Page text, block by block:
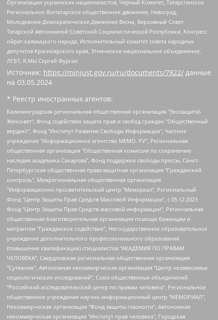
Организации украинских националистов, Черный Комитет, Татарстанское
Региональное Всетатарское общественное движение, Невоград,
Молодежное Демократическое Движение Весна, Верховный Совет
Татарской Автономной Советской Социалистической Республики, Конгресс
ойрат-калмыцкого народа, Исполнительный комитет совета народных
депутатов Красноярского края, Этническое национальное объединение,
ЛГБТ, Я.МЫ Сергей Фургал
Источник: https://minjust.gov.ru/ru/documents/7822/ данные
на 03.05.2024
* Реестр иностранных агентов:
Калининградская региональная общественная организация "Экозащита!-Женсовет", Фонд содействия защите прав и свобод граждан "Общественный вердикт", Фонд "Институт Развития Свободы Информации", Частное учреждение "Информационное агентство МЕМО. РУ", Региональная общественная организация "Общественная комиссия по сохранению наследия академика Сахарова", Фонд поддержки свободы прессы, Санкт-Петербургская общественная правозащитная организация "Гражданский контроль", Межрегиональная общественная организация "Информационно-просветительский центр "Мемориал", Региональный Фонд "Центр Защиты Прав Средств Массовой Информации", с 05.12.2023 Фонд "Центр Защиты Прав Средств массовой информации", Региональная общественная благотворительная организация помощи беженцам и мигрантам "Гражданское содействие", Негосударственное образовательное учреждение дополнительного профессионального образования (повышение квалификации) специалистов "АКАДЕМИЯ ПО ПРАВАМ ЧЕЛОВЕКА", Свердловская региональная общественная организация "Сутяжник", Автономная некоммерческая организация "Центр независимых социологических исследований", Союз общественных объединений "Российский исследовательский центр по правам человека", Региональное общественное учреждение научно-информационный центр "МЕМОРИАЛ", Некоммерческая организация "Фонд защиты гласности", Автономная некоммерческая организация "Институт прав человека", Городская общественная организация "Екатеринбургское общество "МЕМОРИАЛ", Городская общественная организация "Рязанское историко-просветительское и правозащитное общество "Мемориал" (Рязанский Мемориал), Челябинский региональный орган общественной самодеятельности – женское общественное объединение "Женщины Евразии", Челябинский региональный орган общественной самодеятельности "Уральская правозащитная группа", Фонд содействия защите здоровья и социальной справедливости имени Андрея Рылькова, Автономная Некоммерческая Организация "Аналитический Центр Юрия Левады", Автономная некоммерческая организация социальной поддержки населения "Проект Апрель", Региональная общественная организация помощи женщинам и детям, находящимся в кризисной ситуации "Информационно-методический центр "Анна", Фонд содействия развитию массовых коммуникаций и правовому просвещению "Так-так-Так", Фонд содействия устойчивому развитию "Серебряная тайга", Свердловский региональный общественный фонд социальных проектов "Новое время", "Idel.Реалии", Кавказ.Реалии, Крым.Реалии, Телеканал Настоящее Время, Татаро-башкирская служба Радио Свобода (Azatliq Radiosi), Радио Свободная Европа/Радио Свобода (PCE/PC), "Сибирь.Реалии", "Фактограф", Благотворительный фонд помощи осужденным и их семьям, Автономная некоммерческая организация "Институт глобализации и социальных движений", Фонд "В защиту прав заключенных", Частное учреждение "Центр поддержки и содействия развитию средств массовой информации", Пензенский региональный общественный благотворительный фонд "Гражданский союз", "Север.Реалии", Некоммерческая организация Фонд "Правовая инициатива", Общество с ограниченной ответственностью "Радио Свободная Европа/Радио Свобода", Чешское информационное агентство "MEDIUM-ORIENT", Красноярская региональная общественная организация "Мы против СПИДа", Камалягин Денис Николаевич, Маркелов Сергей Евгеньевич, Пономарев Лев Александрович, Савицкая Людмила Алексеевна, Автономная некоммерческая организация "Центр по работе с проблемой насилия "НАСИЛИЮ.НЕТ", Межрегиональный профессиональный союз работников здравоохранения "Альянс врачей", Юридическое лицо, зарегистрированное в Латвийской Республике, SIA "Medusa Project" (регистрационный номер 40103797863, дата регистрации 10.06.2014), Некоммерческая организация "Фонд по борьбе с коррупцией", Автономная некоммерческая организация "Институт права и публичной политики", Баданин Роман Сергеевич, Гликин Максим Александрович, Железнова Мария Михайловна, Лукьянова Юлия Сергеевна, Маетная Елизавета Витальевна, Маняхин Петр Борисович, Чуракова Ольга Владимировна, Ярош Юлия Петровна, Юридическое лицо "The Insider SIA", зарегистрированное в Риге, Латвийская Республика (дата регистрации 26.06.2015), являющееся администратором доменного имени интернет-издания "The Insider SIA", https://theins.ru, Постернак Алексей Евгеньевич, Рубин Михаил Аркадьевич, Анин Роман Александрович, Юридическое лицо Istories fonds, зарегистрированное в Латвийской Республике (регистрационный номер 50008295751, дата регистрации 24.02.2020), Великовский Дмитрий Александрович, Долинина Ирина Николаевна, Мароховская Алеся Алексеевна, Шлейнов Роман Юрьевич, Шмагун Олеся Валентиновна, Общество с ограниченной ответственностью "Альтаир 2021", Общество с ограниченной ответственностью "Вега 2021", Общество с ограниченной ответственностью "Главный редактор 2021", Общество с ограниченной ответственностью "Ромашки монолит", Важенков Артем Валерьевич, Ивановская областная общественная организация "Центр гендерных исследований", Гурман Юрий Альбертович, Медиапроект "ОВД-Инфо", Егоров Владимир Владимирович, Жилинский Владимир Александрович, Общество с ограниченной ответственностью "ЗП", Иванова София Юрьевна, Карезина Инна Павловна, Кильтау Екатерина Викторовна, Петров Алексей Викторович, Пискунов Сергей Евгеньевич, Смирнов Сергей Сергеевич, Тихонов Михаил Сергеевич, Общество с ограниченной ответственностью "ЖУРНАЛИСТ-ИНОСТРАННЫЙ АГЕНТ", Арапова Галина Юрьевна, Вольтская Татьяна Анатольевна, Американская компания "Mason G.E.S. Anonymous Foundation" (США), являющаяся владельцем интернет-издания https://mnews.world/, Компания "Stichting Bellingcat", зарегистрированная в Нидерландах (дата регистрации 11.07.2018), Захаров Андрей Вячеславович, Клепиковская Екатерина Дмитриевна, Общество с ограниченной ответственностью "МЕМО", Перл Роман Александрович, Симонов Евгений Алексеевич, Соловьева Елена Анатольевна, Сотников Даниил Владимирович, Сурначева Елизавета Дмитриевна, Автономная некоммерческая организация по защите прав человека и информированию населения "Якутия – Наше Мнение", Общество с ограниченной ответственностью "Москоу диджитал медиа", с 26.01.2023 Общество с ограниченной ответственностью "Чайка Белые сады", Ветошкина Валерия Валерьевна, Заговора Максим Александрович, Межрегиональное общественное движение "Российская ЛГБТ - сеть", Оленичев Максим Владимирович, Павлов Иван Юрьевич, Скворцова Елена Сергеевна, Общество с ограниченной ответственностью "Как бы инагент", Кочетков Игорь Викторович, Общество с ограниченной ответственностью "Честные выборы", Еланчик Олег Александрович, Общество с ограниченной ответственностью "Нобелевский призыв", Гималова Регина Эмилевна, Григорьев Андрей Валерьевич, Григорьева Алина Александровна, Ассоциация по содействию защите прав призывников, альтернативнослужащих и военнослужащих "Правозащитная группа "Гражданин.Армия.Право", Хисамова Регина Фаритовна, Автономная некоммерческая организация по реализации социально-правовых программ "Лилит", Дальневосточное общественное движение "Маяк", Санкт-Петербургская ЛГБТ-инициативная группа "Выход", Инициативная группа ЛГБТ+ "Реверс", Алексеев Андрей Викторович, Бекбулатова Таисия Львовна, Беляев Иван Михайлович, Владыкина Елена Сергеевна, Гельман Марат Александрович, Никульшина Вероника Юрьевна, Толоконникова Надежда Андреевна, Шендерович Виктор Анатольевич, Общество с ограниченной ответственностью "Данное сообщение", Общество с ограниченной ответственностью Издательский дом "Новая глава", Айнбиндер Александра Александровна, Московский комьюнити-центр для ЛГБТ+инициатив, Благотворительный фонд развития филантропии, Deutsche Welle (Германия, Kurt-Schumacher-Strasse 3, 53113 Bonn), Борзунова Мария Михайловна, Воробьев Виктор Викторович, Голубева Анна Львовна, Константинова Алла Михайловна, Малкова Ирина Владимировна, Мурадов Мурад Абдулгалимович, Осетинская Елизавета Николаевна, Понасенков Евгений Николаевич, Ганапольский Матвей Юрьевич, Киселев Евгений Алексеевич, Борухович Ирина Григорьевна, Дремин Иван Тимофеевич, Дубровский Дмитрий Викторович, Красноярская региональная общественная организация поддержки и развития альтернативных образовательных технологий и межкультурных коммуникаций "ИНТЕРРА", Маяковская Екатерина Алексеевна, Фейгин Марк Захарович, Филимонов Андрей Викторович, Дзугкоева Регина Николаевна, Доброхотов Роман Александрович, Дудь Юрий Александрович, Елкин Сергей Владимирович, Кругликов Кирилл Игоревич, Сабунаева Мария Леонидовна, Семенов Алексей Владимирович, Шаинян Карен Багратович, Шульман Екатерина Михайловна, Асафьев Артур Валерьевич, Вахштайн Виктор Семенович, Венедиктов Алексей Алексеевич, Лушникова Екатерина Евгеньевна, Волков Леонид Михайлович, Невзоров Александр Глебович, Пархоменко Сергей Борисович, Сироткин Ярослав Николаевич, Кара-Мурза Владимир Владимирович, Баранова Наталья Владимировна, Гозман Леонид Яковлевич, Кагарлицкий Борис Юльевич, Климарев Михаил Валерьевич, Милов Владимир Станиславович, Автономная некоммерческая организация Краснодарский центр современного искусства "Типография", Моргенштерн Алишер Тагирович, Соболь Любовь Эдуардовна, Общество с ограниченной ответственностью "ЛИЗА НОРМ", Каспаров Гарри Кимович, Ходорковский Михаил Борисович, Общество с ограниченной ответственностью "Апрельские тезисы", Данилович Ирина Брониславовна, Кашин Олег Владимирович, Петров Николай Владимирович, Пивоваров Алексей Владимирович, Соколов Михаил Владимирович, Цветкова Юлия Владимировна, Чичваркин Евгений Александрович, Комитет против пыток/Команда против пыток, Общество с ограниченной ответственностью "Первый научный", Общество с ограниченной ответственностью "Вертолет и ко", Белоцерковская Вероника Борисовна, Кац Максим Евгеньевич, Лазарева Татьяна Юрьевна, Шаведдинов Руслан Табризович, Яшин Илья Валерьевич, Общество с ограниченной ответственностью "Иноагент ААВ", Алешковский Дмитрий Петрович, Альбац Евгения Марковна, Быков Дмитрий Львович, Галямина Юлия Евгеньевна, Лойко Сергей Леонидович, Мартынов Кирилл Константинович, Медведев Сергей Александрович, Крашенинников Федор Геннадиевич, Гордеева Катерина Вл